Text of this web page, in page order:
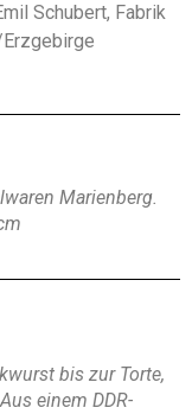
Schubert, Fabrik
Marienberg.
bis zur Torte,
einem DDR-